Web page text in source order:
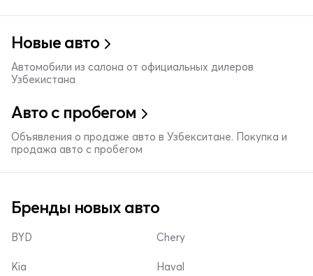
Новые авто
Автомобили из салона от официальных дилеров
Узбекистана
Авто с пробегом
Объявления о продаже авто в Узбекситане. Покупка и
продажа авто с пробегом
Бренды новых авто
BYD
Kia
Chery
Haval